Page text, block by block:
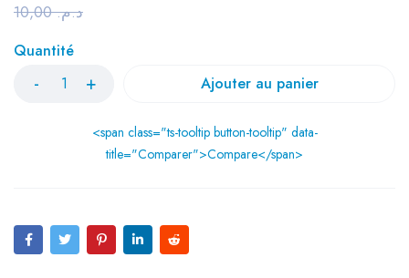
د.م.10,00
Quantité
Ajouter au panier
<span class="ts-tooltip button-tooltip" data-
title="Comparer">Compare</span>